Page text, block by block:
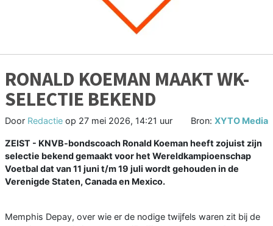
RONALD KOEMAN MAAKT WK-
SELECTIE BEKEND
Door Redactie op 27 mei 2026, 14:21 uur Bron: XYTO Media
ZEIST - KNVB-bondscoach Ronald Koeman heeft zojuist zijn
selectie bekend gemaakt voor het Wereldkampioenschap
Voetbal dat van 11 juni t/m 19 juli wordt gehouden in de
Verenigde Staten, Canada en Mexico.
Memphis Depay, over wie er de nodige twijfels waren zit bij de